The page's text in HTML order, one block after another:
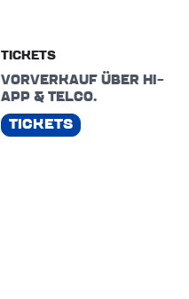
TICKETS
VORVERKAUF ÜBER HI-
APP & TELCO.
TICKETS